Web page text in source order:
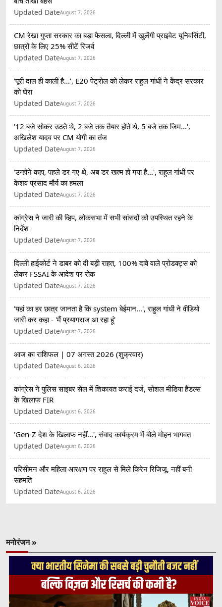
Updated DateAugust 7, 2026
CM रेखा गुप्ता सरकार का बड़ा फैसला, दिल्ली में खुलेंगी प्राइवेट यूनिवर्सिटी,
छात्रों के लिए 25% सीटें रिजर्व
Updated DateAugust 7, 2026
'पूरी दाल ही काली है...', E20 पेट्रोल को लेकर राहुल गांधी ने केंद्र सरकार
को घेरा
Updated DateAugust 7, 2026
'12 बजे सोकर उठते थे, 2 बजे तक तैयार होते थे, 5 बजे तक जिम...',
अखिलेश यादव पर CM योगी का तंज
Updated DateAugust 7, 2026
'उन्होंने कहा, पहले डर गए थे, अब डर खत्म हो गया है...', राहुल गांधी पर
केशव प्रसाद मौर्य का हमला
Updated DateAugust 7, 2026
कांग्रेस ने जारी की व्हिप, लोकसभा में सभी सांसदों को उपस्थित रहने के
निर्देश
Updated DateAugust 7, 2026
दिल्ली हाईकोर्ट ने डाबर को दी बड़ी राहत, 100% दावे वाले प्रोडक्ट्स को
लेकर FSSAI के आदेश पर रोक
Updated DateAugust 7, 2026
'यहां का हर छात्र जानता है कि system बेईमान...', राहुल गांधी ने वीडियो
जारी कर कहा - 'मैं प्रयागराज आ रहा हूं'
Updated DateAugust 7, 2026
आज का राशिफल | 07 अगस्त 2026 (शुक्रवार)
Updated DateAugust 6, 2026
कांग्रेस ने पुलिस साइबर सेल में शिकायत कराई दर्ज, सोशल मीडिया हैंडल्स
के खिलाफ FIR
Updated DateAugust 6, 2026
'Gen-Z देश के खिलाफ नहीं...', संवाद कार्यक्रम में बोले मोहन भागवत
Updated DateAugust 6, 2026
परिसीमन और महिला आरक्षण पर राहुल से मिले किरेन रिजिजू, नहीं बनी
सहमति
Updated DateAugust 6, 2026
मनोरंजन »